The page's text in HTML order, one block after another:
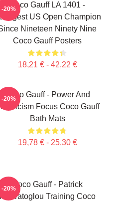
Coco Gauff LA 1401 -
US Open Champion
Nineteen Ninety Nine
Coco Gauff Posters
18,21 € - 42,22 €
-20%
Coco Gauff - Power And
Focus Coco Gauff
Bath Mats
19,78 € - 25,30 €
-20%
Coco Gauff - Patrick
Training Coco
-20%